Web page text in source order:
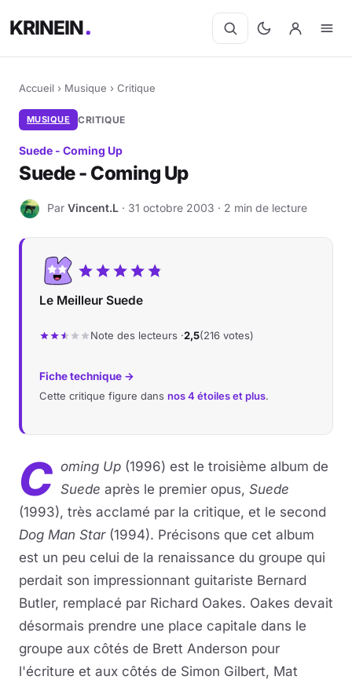
KRINEIN
Accueil › Musique › Critique
MUSIQUE CRITIQUE
Suede - Coming Up
Suede - Coming Up
V Par Vincent.L · 31 octobre 2003 · 2 min de lecture
Le Meilleur Suede
Note des lecteurs ·2,5(216 votes)
Fiche technique →
Cette critique figure dans nos 4 étoiles et plus.
C oming Up (1996) est le troisième album de
Suede après le premier opus, Suede
(1993), très acclamé par la critique, et le second
Dog Man Star(1994). Précisons que cet album
est un peu celui de la renaissance du groupe qui
perdait son impressionnant guitariste Bernard
Butler, remplacé par Richard Oakes. Oakes devait
désormais prendre une place capitale dans le
groupe aux côtés de Brett Anderson pour
l'écriture et aux côtés de Simon Gilbert, Mat